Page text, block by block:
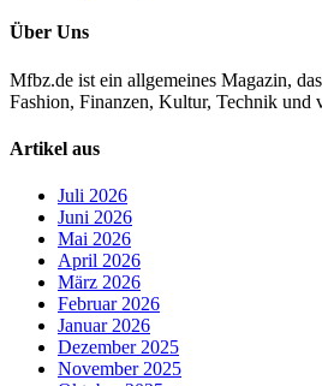
Über Uns
Mfbz.de ist ein allgemeines Magazin,
Fashion, Finanzen, Kultur, Technik und
Artikel aus
Juli 2026
Juni 2026
Mai 2026
April 2026
März 2026
Februar 2026
Januar 2026
Dezember 2025
November 2025